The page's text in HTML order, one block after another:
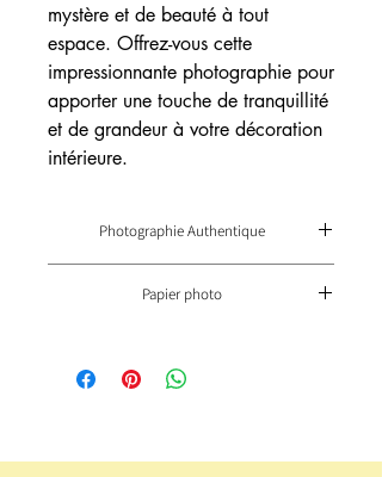
mystère et de beauté à tout
espace. Offrez-vous cette
impressionnante photographie pour
apporter une touche de tranquillité
et de grandeur à votre décoration
intérieure.
Photographie Authentique
exemplaires) et signée de l'artiste sur certificat
Papier photo
Qualité prémium, solidité et couleurs